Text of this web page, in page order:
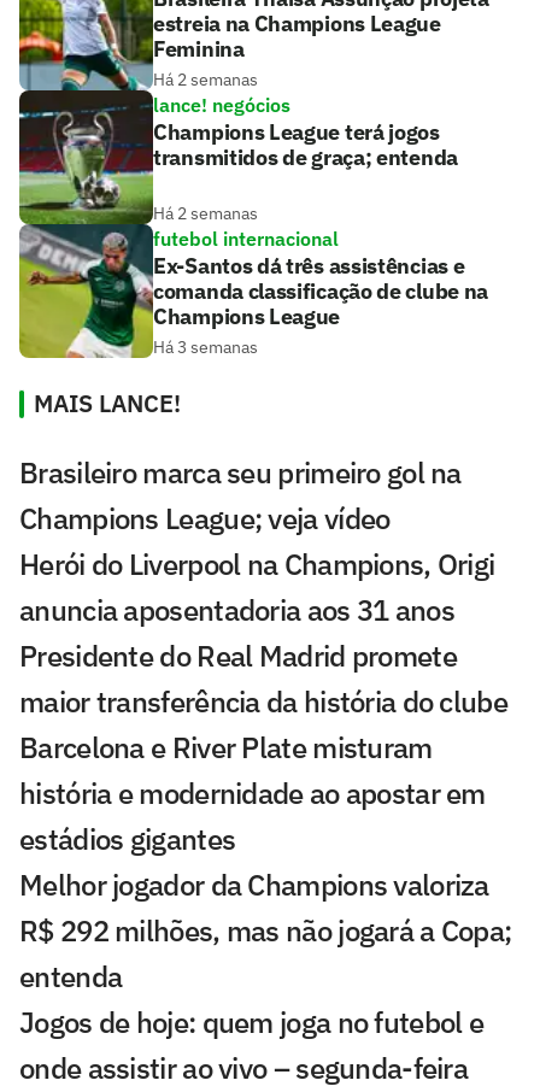
estreia na Champions League
Feminina
Há 2 semanas
lance! negócios
Champions League terá jogos
transmitidos de graça; entenda
Há 2 semanas
futebol internacional
Ex-Santos dá três assistências e
comanda classificação de clube na
Champions League
Há 3 semanas
MAIS LANCE!
Brasileiro marca seu primeiro gol na
Champions League; veja vídeo
Herói do Liverpool na Champions, Origi
anuncia aposentadoria aos 31 anos
Presidente do Real Madrid promete
maior transferência da história do clube
Barcelona e River Plate misturam
história e modernidade ao apostar em
estádios gigantes
Melhor jogador da Champions valoriza
R$ 292 milhões, mas não jogará a Copa;
entenda
Jogos de hoje: quem joga no futebol e
onde assistir ao vivo – segunda-feira